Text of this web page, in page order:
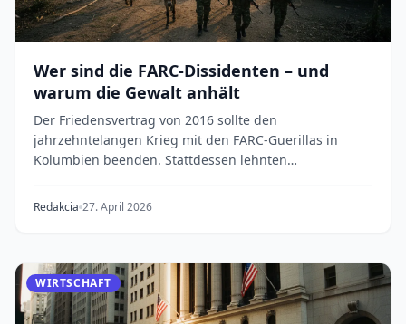
Wer sind die FARC-Dissidenten – und
warum die Gewalt anhält
Der Friedensvertrag von 2016 sollte den
jahrzehntelangen Krieg mit den FARC-Guerillas in
Kolumbien beenden. Stattdessen lehnten
Redakcia 27. April 2026
WIRTSCHAFT